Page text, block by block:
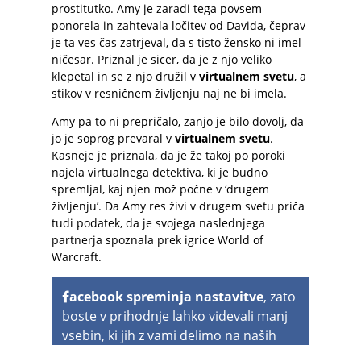
prostitutko. Amy je zaradi tega povsem
ponorela in zahtevala ločitev od Davida, čeprav
je ta ves čas zatrjeval, da s tisto žensko ni imel
ničesar. Priznal je sicer, da je z njo veliko
klepetal in se z njo družil v virtualnem svetu, a
stikov v resničnem življenju naj ne bi imela.
Amy pa to ni prepričalo, zanjo je bilo dovolj, da
jo je soprog prevaral v virtualnem svetu.
Kasneje je priznala, da je že takoj po poroki
najela virtualnega detektiva, ki je budno
spremljal, kaj njen mož počne v ‘drugem
življenju’. Da Amy res živi v drugem svetu priča
tudi podatek, da je svojega naslednjega
partnerja spoznala prek igrice World of
Warcraft.
acebook spreminja nastavitve, zato
boste v prihodnje lahko videvali manj
vsebin, ki jih z vami delimo na naših